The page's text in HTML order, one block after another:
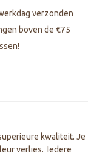
verzonden
boven de €75
kwaliteit. Je
verlies. Iedere